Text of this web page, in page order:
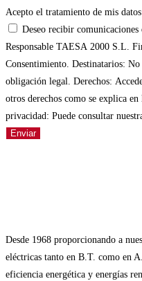
Acepto el tratamiento de mis
Deseo recibir
Responsable TAESA 2000 S.L.
Consentimiento. Destinatarios: No
obligación legal. Derechos:
otros derechos como se explica
privacidad: Puede consultar
Enviar
Desde 1968 proporcionando a
eléctricas tanto en B.T. como en
eficiencia energética y energías